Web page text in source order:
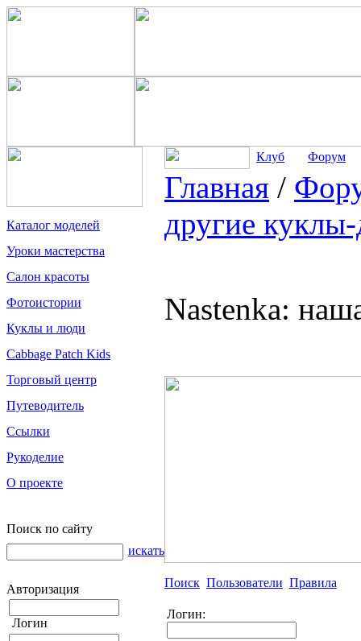
Каталог моделей
Уроки мастерства
Салон красоты
Фотоистории
Куклы и люди
Cabbage Patch Kids
Торговый центр
Путеводитель
Ссылки
Рукоделие
О проекте
Поиск по сайту
искать
Авторизация
Логин
Клуб Форум
Главная /
другие
Nastenka:
Поиск Пользователи Правила
Логин: